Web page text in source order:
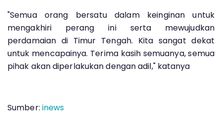
"Semua orang bersatu dalam keinginan untuk
mengakhiri perang ini serta mewujudkan
perdamaian di Timur Tengah. Kita sangat dekat
untuk mencapainya. Terima kasih semuanya, semua
pihak akan diperlakukan dengan adil," katanya
Sumber: inews